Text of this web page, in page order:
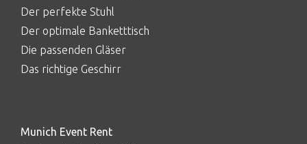
Der perfekte Stuhl
Der optimale Banketttisch
Die passenden Gläser
Das richtige Geschirr
Munich Event Rent